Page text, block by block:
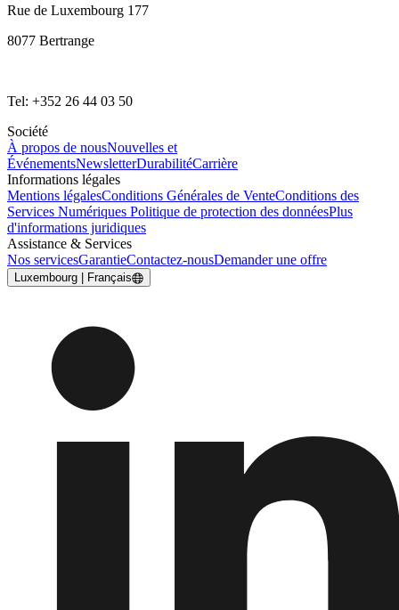
Rue de Luxembourg 177
8077 Bertrange
Tel: +352 26 44 03 50
Société
À propos de nousNouvelles et
ÉvénementsNewsletterDurabilitéCarrière
Informations légales
Mentions légalesConditions Générales de VenteConditions des
Services Numériques Politique de protection des donnéesPlus
d'informations juridiques
Assistance & Services
Nos servicesGarantieContactez-nousDemander une offre
Luxembourg | Français